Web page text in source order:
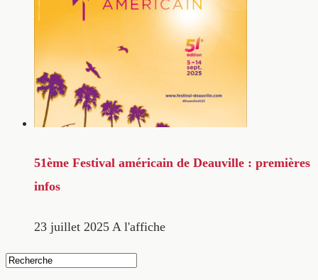
51ème Festival américain de Deauville : premières
infos
23 juillet 2025 A l'affiche